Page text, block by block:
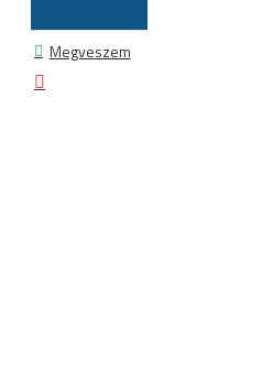
Megveszem